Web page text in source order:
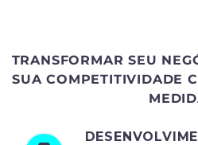
TRANSFORMAR SEU
SUA COMPETITIVIDADE